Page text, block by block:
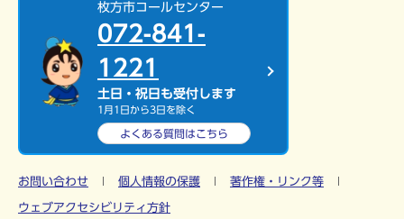
枚方市コールセンター
072-841-
1221
土日・祝日も受付します
1月1日から3日を除く
よくある質問はこちら
お問い合わせ 個人情報の保護 著作権・リンク等
ウェブアクセシビリティ方針